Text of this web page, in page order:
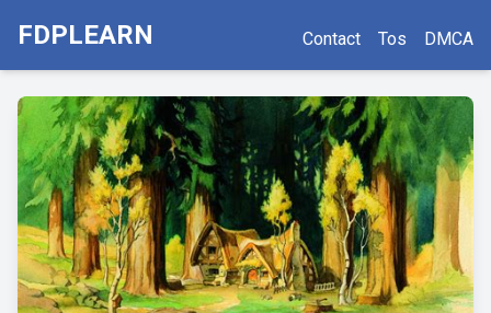
FDPLEARN Contact Tos DMCA